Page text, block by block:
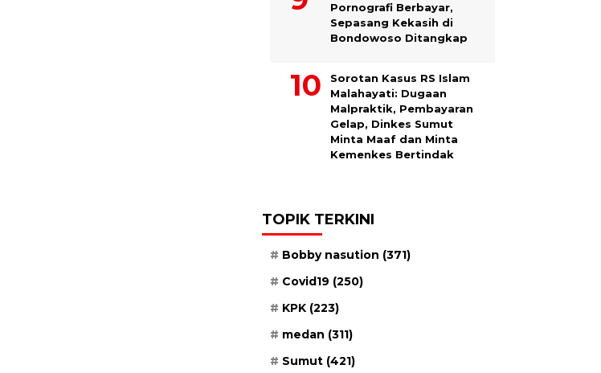
Pornografi Berbayar,
Sepasang Kekasih di
Bondowoso Ditangkap
Sorotan Kasus RS Islam
Malahayati: Dugaan
Malpraktik, Pembayaran
Gelap, Dinkes Sumut
Minta Maaf dan Minta
Kemenkes Bertindak
TOPIK TERKINI
Bobby nasution (371)
Covid19 (250)
KPK (223)
medan (311)
Sumut (421)